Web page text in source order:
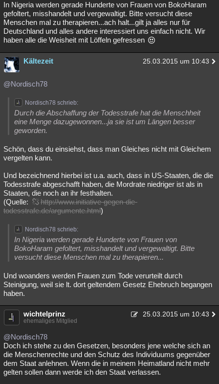
In Nigeria werden gerade Hunderte von Frauen von BokoHaram
gefoltert, misshandelt und vergewaltigt. Bitte versucht diese
Menschen mal zu therapieren...ach halt...gilt ja alles nur für
Deutschland und alles andere interessiert uns einfach nicht. Wir
haben alle die Weisheit mit Löffeln gefressen
Kältezeit 25.03.2015 um 10:43
@Nordisch78
Nordisch78 schrieb:
Durch die Abschaffung der Todesstrafe hat die Menschheit
eine Menge dazugewonnen...ja sie ist um Längen besser
geworden.
Schön, dass du einsiehst, dass man Gleiches nicht mit Gleichem
vergelten kann.
Und bezeichnend hierbei ist u.a. auch, dass in US-Staaten, die die
Todesstrafe abgeschafft haben, die Mordrate niedriger ist als in
Staaten, die noch an ihr festhalten.
(Quelle:
http://www.initiative-gegen-die-
todesstrafe.de/argumente.html)
Nordisch78 schrieb:
In Nigeria werden gerade Hunderte von Frauen von
BokoHaram gefoltert, misshandelt und vergewaltigt. Bitte
versucht diese Menschen mal zu therapieren...
Und woanders werden Frauen zum Tode verurteilt durch
Steinigung, weil sie lt. dort geltendem Gesetz Ehebruch begangen
haben.
wichtelprinz 25.03.2015 um 10:43
ehemaliges Mitglied
@Nordisch78
Doch ich stehe zu den Gesetzen, besonders jene welche sich an
die Menschenrechte und den Schutz des Individuums gegenüber
dem Staat anlehnen. Wenn die in meinem Heimatland nicht mehr
gelten sollen dann werde ich den Staat verlassen.